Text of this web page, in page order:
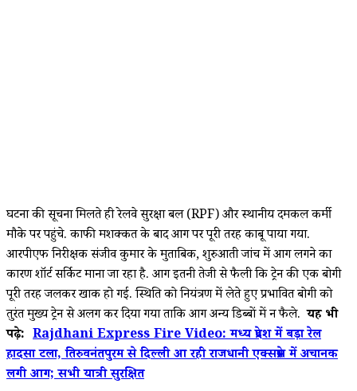
घटना की सूचना मिलते ही रेलवे सुरक्षा बल (RPF) और स्थानीय दमकल कर्मी
मौके पर पहुंचे. काफी मशक्कत के बाद आग पर पूरी तरह काबू पाया गया.
आरपीएफ निरीक्षक संजीव कुमार के मुताबिक, शुरुआती जांच में आग लगने का
कारण शॉर्ट सर्किट माना जा रहा है. आग इतनी तेजी से फैली कि ट्रेन की एक बोगी
पूरी तरह जलकर खाक हो गई. स्थिति को नियंत्रण में लेते हुए प्रभावित बोगी को
तुरंत मुख्य ट्रेन से अलग कर दिया गया ताकि आग अन्य डिब्बों में न फैले.यह भी
पढ़े: Rajdhani Express Fire Video: मध्य प्रदेश में बड़ा रेल
हादसा टला, तिरुवनंतपुरम से दिल्ली आ रही राजधानी एक्सप्रेस में अचानक
लगी आग; सभी यात्री सुरक्षित